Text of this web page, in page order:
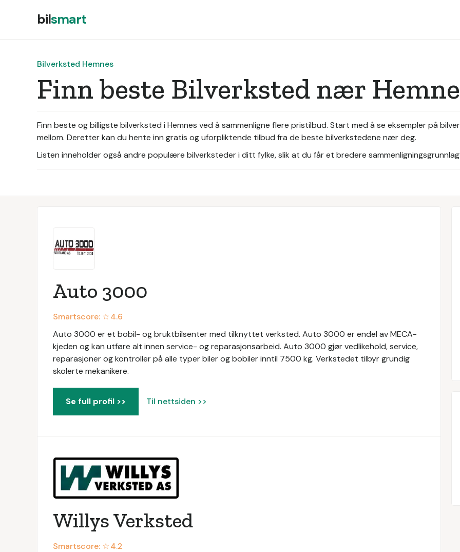
bilsmart
Bilverksted Hemnes
Finn beste Bilverksted nær
Finn beste og billigste bilverksted i Hemnes ved å sammenligne flere pristilbud. Start med å se eksempler på
mellom. Deretter kan du hente inn gratis og uforpliktende tilbud fra de beste bilverkstedene nær deg.
Listen inneholder også andre populære bilverksteder i ditt fylke, slik at du får et bredere sammenligningsgrunnlag.
Auto 3000
Smartscore: ☆4.6
Auto 3000 er et bobil- og bruktbilsenter med tilknyttet verksted. Auto 3000 er endel av MECA-
kjeden og kan utføre alt innen service- og reparasjonsarbeid. Auto 3000 gjør vedlikehold, service,
reparasjoner og kontroller på alle typer biler og bobiler inntil 7500 kg. Verkstedet tilbyr grundig
skolerte mekanikere.
Se full profil >> Til nettsiden >>
Willys Verksted
Smartscore: ☆4.2